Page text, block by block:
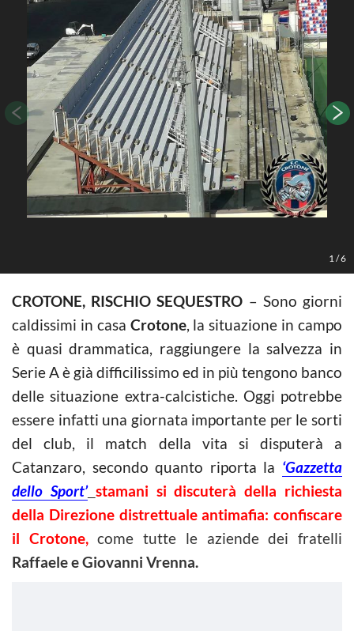
1 /6
CROTONE, RISCHIO SEQUESTRO – Sono giorni
caldissimi in casa Crotone, la situazione in campo
è quasi drammatica, raggiungere la salvezza in
Serie A è già difficilissimo ed in più tengono banco
delle situazione extra-calcistiche. Oggi potrebbe
essere infatti una giornata importante per le sorti
del club, il match della vita si disputerà a
Catanzaro, secondo quanto riporta la ‘Gazzetta
dello Sport’ stamani si discuterà della richiesta
della Direzione distrettuale antimafia: confiscare
il Crotone,come tutte le aziende dei fratelli
Raffaele e Giovanni Vrenna.